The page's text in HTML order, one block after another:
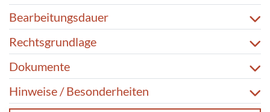
Bearbeitungsdauer
Rechtsgrundlage
Dokumente
Hinweise / Besonderheiten